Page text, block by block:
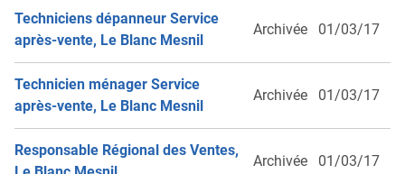
Techniciens dépanneur Service
après-vente, Le Blanc Mesnil
Archivée 01/03/17
Technicien ménager Service
après-vente, Le Blanc Mesnil
Archivée 01/03/17
Responsable Régional des Ventes,
Archivée 01/03/17